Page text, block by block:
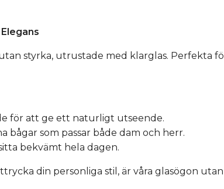
styrka, utrustade med klarglas. Perfekta
för att ge ett naturligt utseende.
bågar som passar både dam och herr.
bekvämt hela dagen.
din personliga stil, är våra glasögon